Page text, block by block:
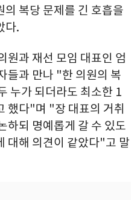
복당 문제를 긴 호흡을
다.
원과 재선 모임 대표인 엄
들과 만나 "한 의원의 복
누가 되더라도 최소한 1
했다"며 "장 대표의 거취
하되 명예롭게 갈 수 있도
대해 의견이 같았다"고 말